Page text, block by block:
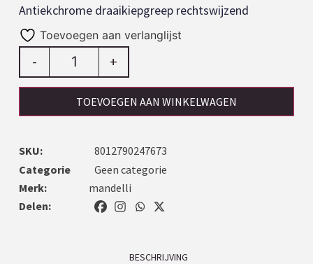
Antiekchrome draaikiepgreep rechtswijzend
Toevoegen aan verlanglijst
- +
TOEVOEGEN AAN WINKELWAGEN
SKU:
8012790247673
Categorie
Geen categorie
Merk:
mandelli
Delen:
BESCHRIJVING